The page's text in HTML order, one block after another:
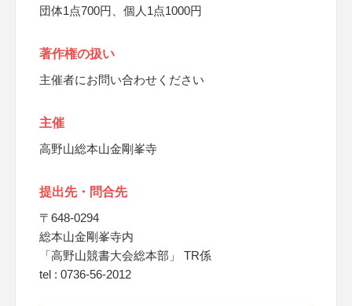
団体1点700円、個人1点1000円
著作権の扱い
主催者にお問い合わせください
主催
高野山総本山金剛峯寺
提出先・問合先
〒648-0294
総本山金剛峯寺内
「高野山競書大会総本部」 TR係
tel : 0736-56-2012